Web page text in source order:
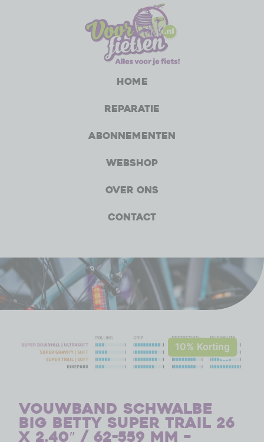
Home
Reparatie
Abonnementen
Webshop
Over ons
Contact
10% Korting
Vouwband Schwalbe
Big Betty Super Trail 26
x 2.40″ / 62-559 mm –